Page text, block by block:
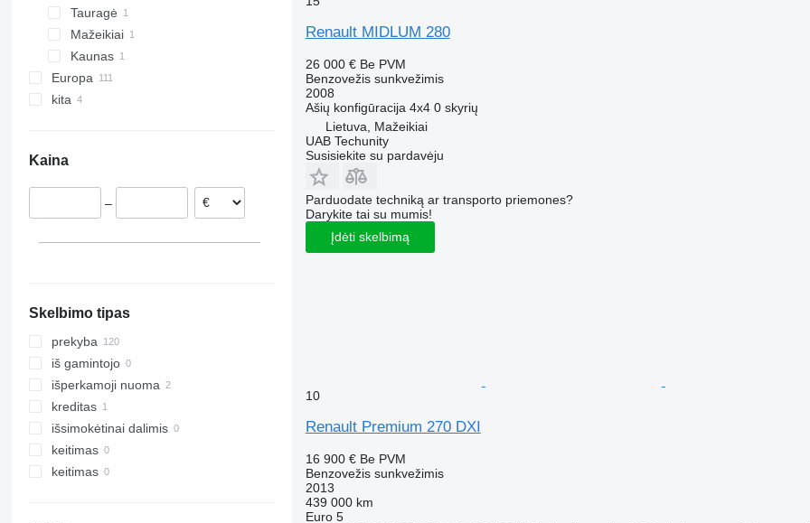
Midlum 280
Midlum 300
Premium 310
Premium 320
Premium 340
Premium 370
Tauragė
Mažeikiai
Kaunas
Europa
Italija
Vokietija
kita
Kaina
–
Skelbimo tipas
prekyba
iš gamintojo
išperkamoji nuoma
kreditas
išsimokėtinai dalimis
keitimas
keitimas
Renault MIDLUM 280
26 000 € Be PVM
Benzovežis sunkvežimis
2008
Ašių konfigūracija 4x4 0 skyrių
Lietuva, Mažeikiai
UAB Techunity
Susisiekite su pardavėju
Parduodate techniką ar transporto priemones?
Darykite tai su mumis!
Įdėti skelbimą
10
Renault Premium 270 DXI
16 900 € Be PVM
Benzovežis sunkvežimis
2013
439 000 km
Euro 5